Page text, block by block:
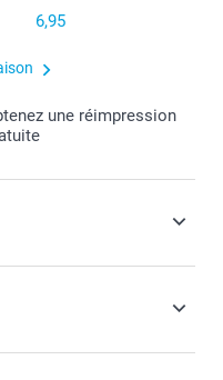
6,95
une réimpression
(CHF), TVA incluse et